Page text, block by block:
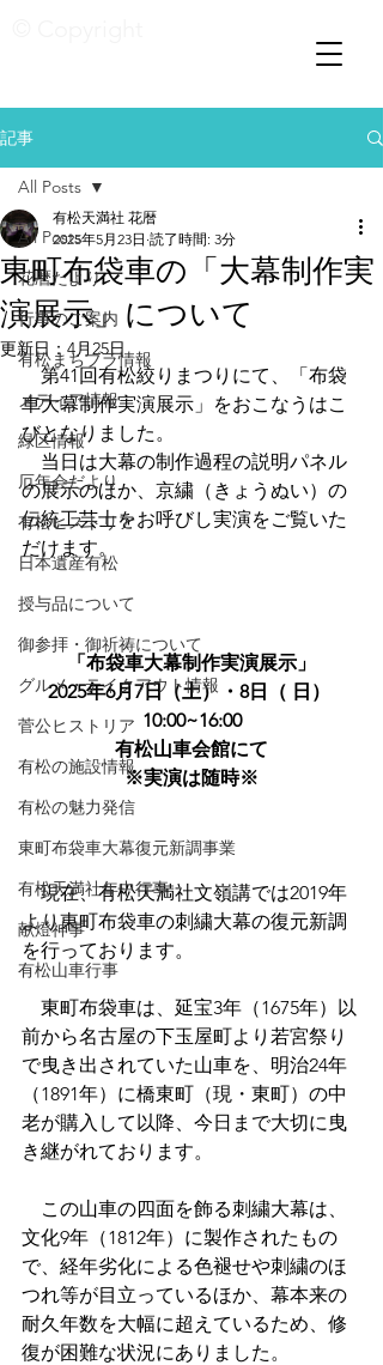
記事
All Posts
花暦たより
行事のご案内
有松まちブラ情報
メディア情報
緑区情報
厄年会だより
有松ヒストリア
日本遺産有松
授与品について
御参拝・御祈祷について
グルメ・テイクアウト情報
菅公ヒストリア
有松の施設情報
有松の魅力発信
東町布袋車大幕復元新調事業
有松天満社年中行事
献燈神事
有松山車行事
All Posts
東町布袋車の「大幕制作実
演展示」について
有松天満社 花暦
2025年5月23日 読了時間: 3分
更新日： 4月25日
第41回有松絞りまつりにて、「布袋
車大幕制作実演展示」をおこなうはこ
びとなりました。
当日は大幕の制作過程の説明パネル
の展示のほか、京繍（きょうぬい）の
伝統工芸士をお呼びし実演をご覧いた
だけます。
「布袋車大幕制作実演展示」
2025年6月7日（土）・8日（ 日）
10:00~16:00
有松山車会館にて
※実演は随時※
現在、有松天満社文嶺講では2019年
より東町布袋車の刺繍大幕の復元新調
を行っております。
東町布袋車は、延宝3年（1675年）以
前から名古屋の下玉屋町より若宮祭り
で曳き出されていた山車を、明治24年
（1891年）に橋東町（現・東町）の中
老が購入して以降、今日まで大切に曳
き継がれております。
この山車の四面を飾る刺繍大幕は、
文化9年（1812年）に製作されたもの
で、経年劣化による色褪せや刺繍のほ
つれ等が目立っているほか、幕本来の
耐久年数を大幅に超えているため、修
復が困難な状況にありました。